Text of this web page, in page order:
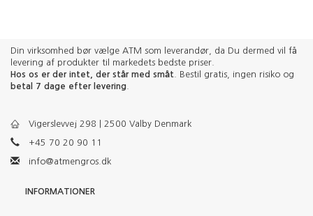
Din virksomhed bør vælge ATM som leverandør, da Du dermed vil få
levering af produkter til markedets bedste priser.
Hos os er der intet, der står med småt . Bestil gratis, ingen risiko og
betal 7 dage efter levering
Vigerslevvej 298 | 2500 Valby Denmark
+45 70 20 90 11
info@atmengros.dk
INFORMATIONER